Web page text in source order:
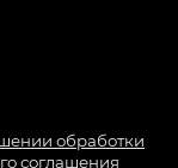
обработки
соглашения